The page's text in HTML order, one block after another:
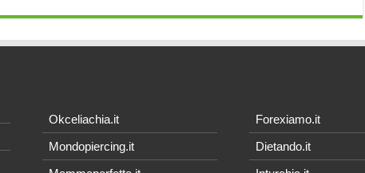
Okceliachia.it
Mondopiercing.it
Forexiamo.it
Dietando.it